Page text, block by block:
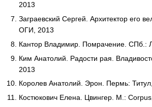
2013
Заграевский Сергей. Архитектор его
ОГИ, 2013
Кантор Владимир. Помрачение. СПб.:
Ким Анатолий. Радости рая.
2013
Королев Анатолий. Эрон. Пермь:
Костюкович Елена. Цвингер. М.: